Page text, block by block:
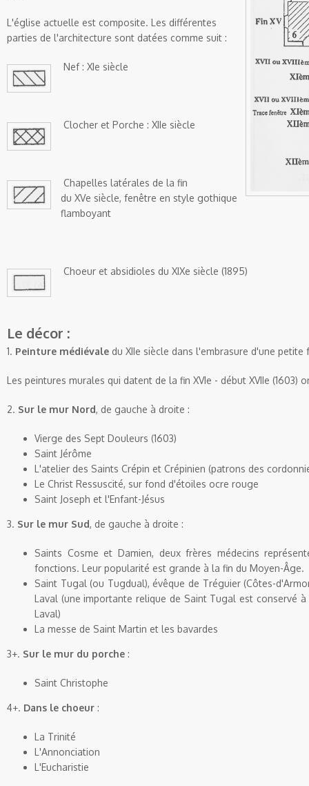
L'église actuelle est composite. Les différentes
parties de l'architecture sont datées comme suit :
Nef : XIe siècle
Clocher et Porche : XIIe siècle
Chapelles latérales de la fin
du XVe siècle, fenêtre en style gothique
flamboyant
Choeur et absidioles du XIXe siècle (1895)
Le décor :
1. Peinture médiévale du XIIe siècle dans l'embrasure d'une petite
Les peintures murales qui datent de la fin XVIe - début XVIIe (1603)
2. Sur le mur Nord, de gauche à droite :
Vierge des Sept Douleurs (1603)
Saint Jérôme
L'atelier des Saints Crépin et Crépinien (patrons des
Le Christ Ressuscité, sur fond d'étoiles ocre rouge
Saint Joseph et l'Enfant-Jésus
3. Sur le mur Sud, de gauche à droite :
Saints Cosme et Damien, deux frères médecins
fonctions. Leur popularité est grande à la fin du Moyen-Âge.
Saint Tugal (ou Tugdual), évêque de Tréguier(Côtes-
Laval (une importante relique de Saint Tugal est conservé
Laval)
La messe de Saint Martin et les bavardes
3+. Sur le mur du porche :
Saint Christophe
4+. Dans le choeur :
La Trinité
L'Annonciation
L'Eucharistie